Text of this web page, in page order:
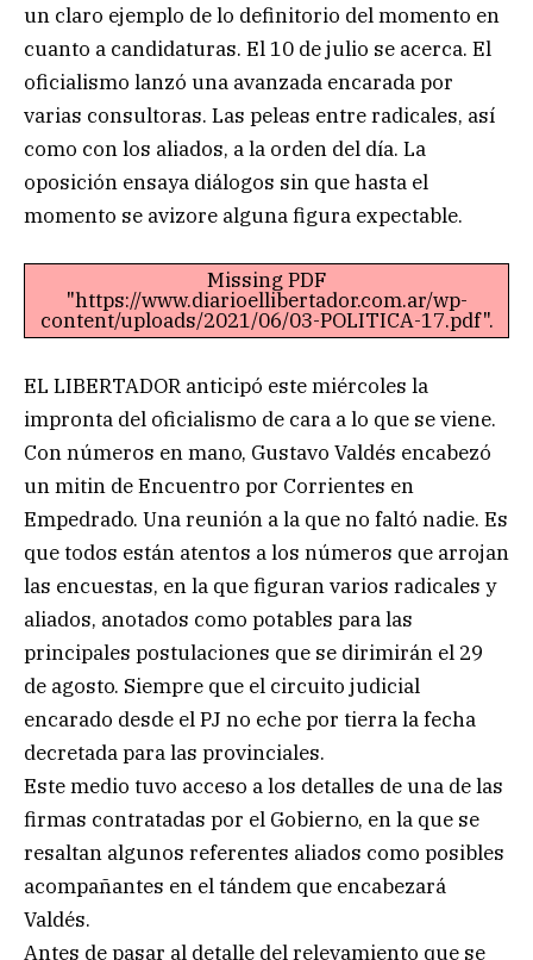
un claro ejemplo de lo definitorio del momento en
cuanto a candidaturas. El 10 de julio se acerca. El
oficialismo lanzó una avanzada encarada por
varias consultoras. Las peleas entre radicales, así
como con los aliados, a la orden del día. La
oposición ensaya diálogos sin que hasta el
momento se avizore alguna figura expectable.
Missing PDF
"https://www.diarioellibertador.com.ar/wp-
content/uploads/2021/06/03-POLITICA-17.pdf".
EL LIBERTADOR anticipó este miércoles la
impronta del oficialismo de cara a lo que se viene.
Con números en mano, Gustavo Valdés encabezó
un mitin de Encuentro por Corrientes en
Empedrado. Una reunión a la que no faltó nadie. Es
que todos están atentos a los números que arrojan
las encuestas, en la que figuran varios radicales y
aliados, anotados como potables para las
principales postulaciones que se dirimirán el 29
de agosto. Siempre que el circuito judicial
encarado desde el PJ no eche por tierra la fecha
decretada para las provinciales.
Este medio tuvo acceso a los detalles de una de las
firmas contratadas por el Gobierno, en la que se
resaltan algunos referentes aliados como posibles
acompañantes en el tándem que encabezará
Valdés.
Antes de pasar al detalle del relevamiento que se